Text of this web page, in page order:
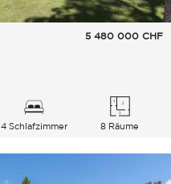
5 480 000 CHF
4 Schlafzimmer 8 Räume